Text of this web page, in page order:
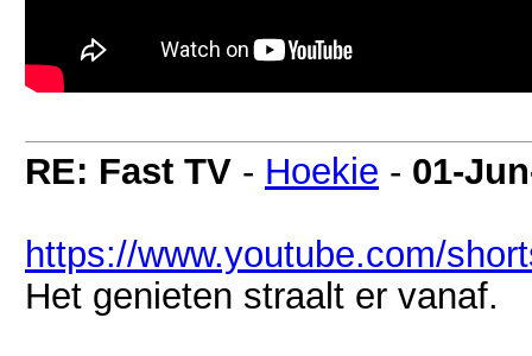
RE: Fast TV - Hoekie - 01-
https://www.youtube.com/
Het genieten straalt er vanaf.